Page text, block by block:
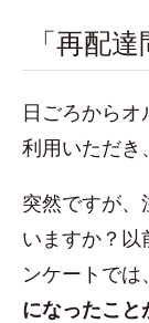
「再配
日ごろから
利用いただき
突然ですが、
いますか？以
ンケートでは、
になったこと